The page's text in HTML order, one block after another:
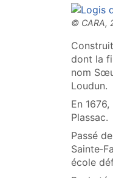
dont la
nom
Loudun.
En
Plassac.
Passé
école